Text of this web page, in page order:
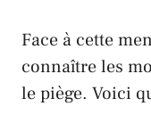
Face à cette
connaître les
le piège. Voici